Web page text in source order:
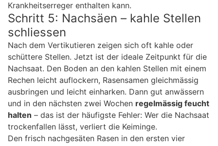
Krankheitserreger enthalten kann.
Schritt 5: Nachsäen – kahle Stellen
schliessen
Nach dem Vertikutieren zeigen sich oft kahle oder
schüttere Stellen. Jetzt ist der ideale Zeitpunkt für die
Nachsaat. Den Boden an den kahlen Stellen mit einem
Rechen leicht auflockern, Rasensamen gleichmässig
ausbringen und leicht einharken. Dann gut anwässern
und in den nächsten zwei Wochen regelmässig feucht
halten – das ist der häufigste Fehler: Wer die Nachsaat
trockenfallen lässt, verliert die Keiminge.
Den frisch nachgesäten Rasen in den ersten vier